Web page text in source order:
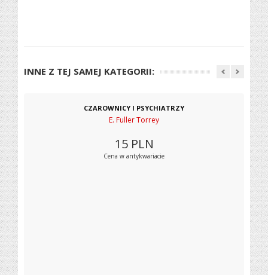
INNE Z TEJ SAMEJ KATEGORII:
CZAROWNICY I PSYCHIATRZY
E. Fuller Torrey
15 PLN
Cena w antykwariacie